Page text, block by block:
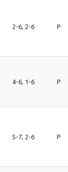
2-6, 2-6 P
4-6, 1-6 P
5-7, 2-6 P